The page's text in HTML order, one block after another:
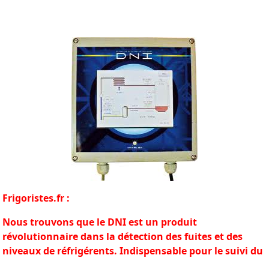
Frigoristes.fr :
Nous trouvons que le DNI est un produit
révolutionnaire dans la détection des fuites et des
niveaux de réfrigérents. Indispensable pour le suivi du